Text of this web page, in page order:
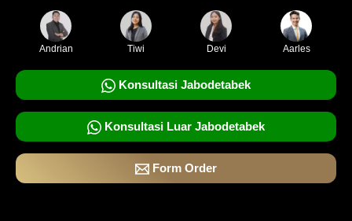
Andrian Tiwi Devi Aarles
Konsultasi Jabodetabek
Konsultasi Luar Jabodetabek
Form Order